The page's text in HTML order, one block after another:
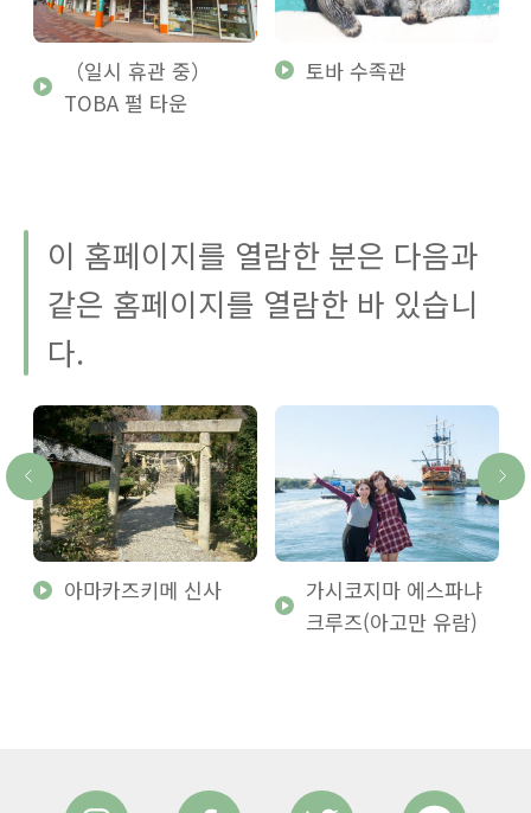
（일시 휴관 중）
TOBA 펄 타운
토바 수족관
이 홈페이지를 열람한 분은 다음과
같은 홈페이지를 열람한 바 있습니
다.
아마카즈키메 신사
가시코지마 에스파냐
크루즈(아고만 유람)